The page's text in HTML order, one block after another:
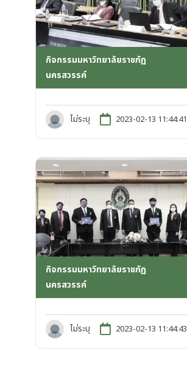
กิจกรรมมหาวิทยาลัยราชภัฏ
นครสวรรค์
ไม่ระบุ 2023-02-13 11:44:41
กิจกรรมมหาวิทยาลัยราชภัฏ
นครสวรรค์
ไม่ระบุ 2023-02-13 11:44:43